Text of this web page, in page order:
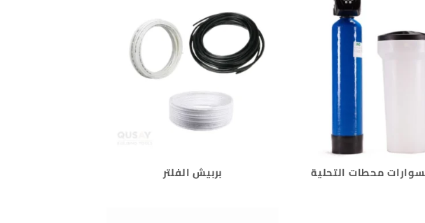
محطات التحلية بربيش الفلتر